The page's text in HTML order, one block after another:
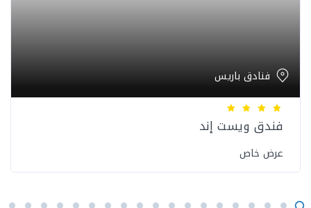
فنادق باريس
فندق ويست إند
عرض خاص